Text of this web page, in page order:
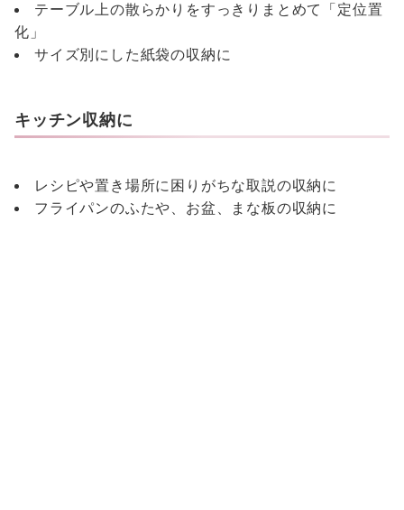
テーブル上の散らかりをすっきりまとめて「定位置
化」
サイズ別にした紙袋の収納に
キッチン収納に
レシピや置き場所に困りがちな取説の収納に
フライパンのふたや、お盆、まな板の収納に